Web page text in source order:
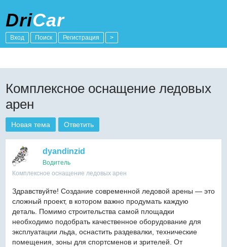
DriCar
Вход Поиск Регистрация >
Комплексное оснащение ледовых
арен
Новая тема Ответить
dyandinzid
Водитель
Комплексное оснащение ледовых арен
Здравствуйте! Создание современной ледовой арены — это
сложный проект, в котором важно продумать каждую
деталь. Помимо строительства самой площадки
необходимо подобрать качественное оборудование для
эксплуатации льда, оснастить раздевалки, технические
помещения, зоны для спортсменов и зрителей. От